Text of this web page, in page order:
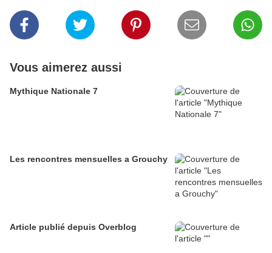
Vous aimerez aussi
Mythique Nationale 7
Les rencontres mensuelles a Grouchy
Article publié depuis Overblog